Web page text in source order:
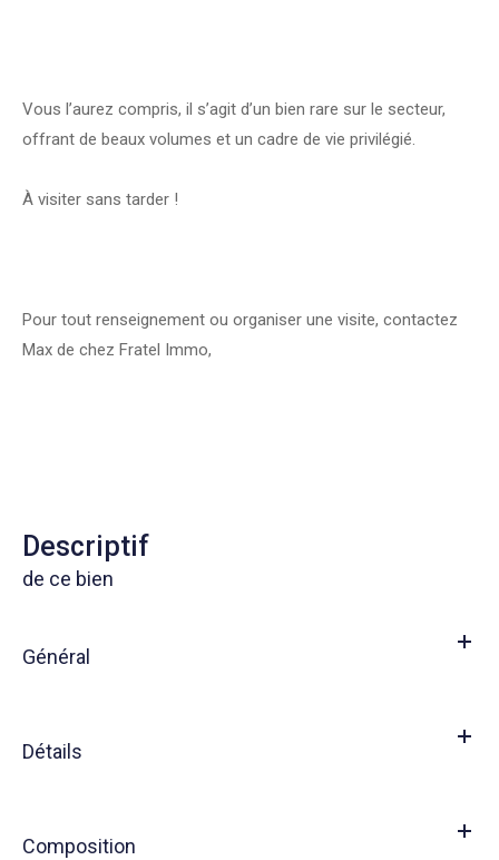
Vous l’aurez compris, il s’agit d’un bien rare sur le secteur,
offrant de beaux volumes et un cadre de vie privilégié.
À visiter sans tarder !
Pour tout renseignement ou organiser une visite, contactez
Max de chez Fratel Immo,
descriptif
de ce bien
Général
Détails
Composition